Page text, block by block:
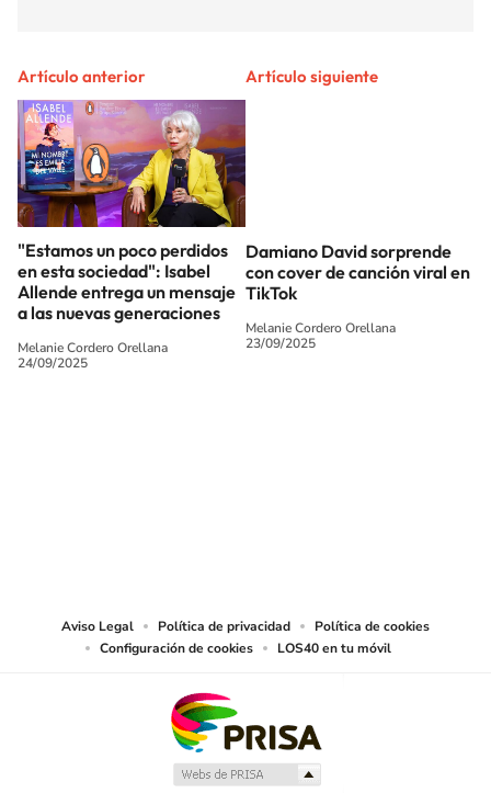
Artículo anterior
"Estamos un poco perdidos
en esta sociedad": Isabel
Allende entrega un mensaje
a las nuevas generaciones
Melanie Cordero Orellana
24/09/2025
Artículo siguiente
Damiano David sorprende
con cover de canción viral en
TikTok
Melanie Cordero Orellana
23/09/2025
Aviso Legal Política de privacidad
Política de cookies
Configuración de cookies
LOS40 en tu móvil